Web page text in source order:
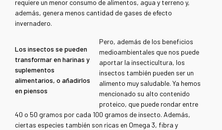
requiere un menor consumo de alimentos, agua y terreno y,
además, genera menos cantidad de gases de efecto
invernadero.
Los insectos se pueden
transformar en harinas y
suplementos
alimentarios, o añadirlos
en piensos
Pero, además de los beneficios
medioambientales que nos puede
aportar la insecticultura, los
insectos también pueden ser un
alimento muy saludable. Ya hemos
mencionado su alto contenido
proteico, que puede rondar entre
40 o 50 gramos por cada 100 gramos de insecto. Además,
ciertas especies también son ricas en Omega 3, fibra y